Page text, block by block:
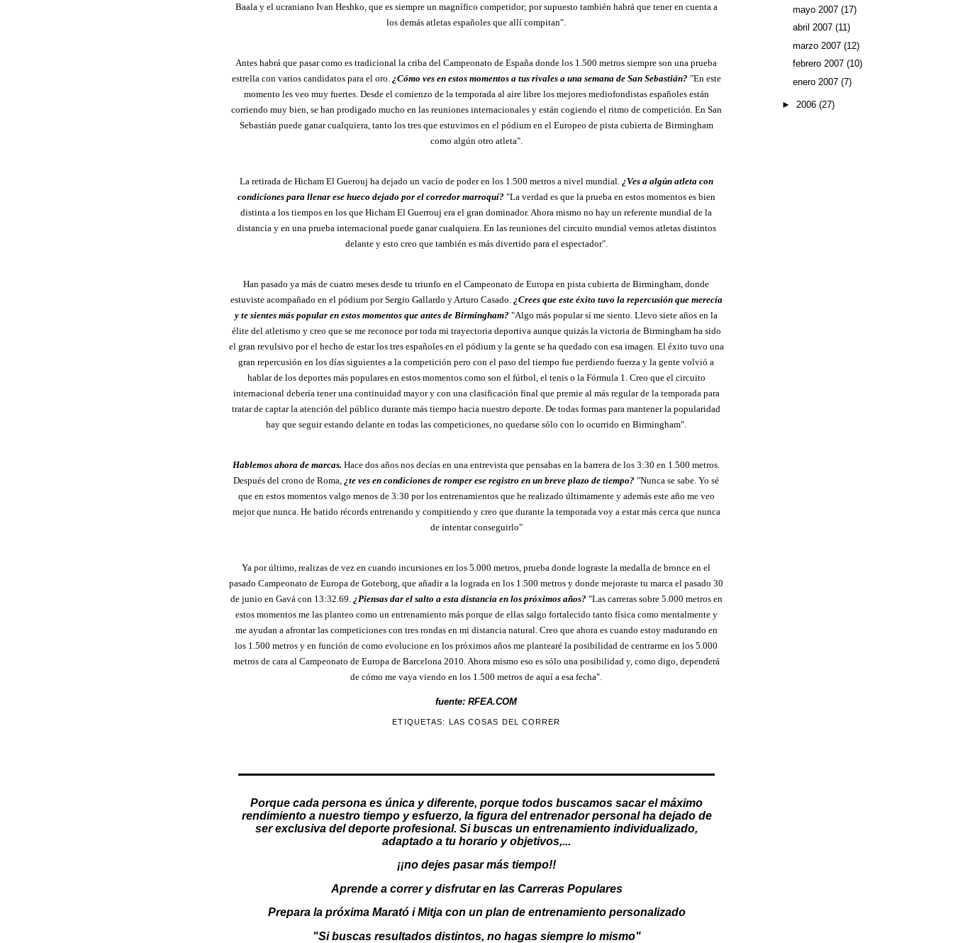
Baala y el ucraniano Ivan Heshko, que es siempre un magnífico competidor; por supuesto también habrá que tener en cuenta a
los demás atletas españoles que allí compitan".
Antes habrá que pasar como es tradicional la criba del Campeonato de España donde los 1.500 metros siempre son una prueba
estrella con varios candidatos para el oro. ¿Cómo ves en estos momentos a tus rivales a una semana de San Sebastián? "En este
momento les veo muy fuertes. Desde el comienzo de la temporada al aire libre los mejores mediofondistas españoles están
corriendo muy bien, se han prodigado mucho en las reuniones internacionales y están cogiendo el ritmo de competición. En San
Sebastián puede ganar cualquiera, tanto los tres que estuvimos en el pódium en el Europeo de pista cubierta de Birmingham
como algún otro atleta".
La retirada de Hicham El Guerouj ha dejado un vacío de poder en los 1.500 metros a nivel mundial. ¿Ves a algún atleta con
condiciones para llenar ese hueco dejado por el corredor marroquí? "La verdad es que la prueba en estos momentos es bien
distinta a los tiempos en los que Hicham El Guerrouj era el gran dominador. Ahora mismo no hay un referente mundial de la
distancia y en una prueba internacional puede ganar cualquiera. En las reuniones del circuito mundial vemos atletas distintos
delante y esto creo que también es más divertido para el espectador".
Han pasado ya más de cuatro meses desde tu triunfo en el Campeonato de Europa en pista cubierta de Birmingham, donde
estuviste acompañado en el pódium por Sergio Gallardo y Arturo Casado. ¿Crees que este éxito tuvo la repercusión que merecía
y te sientes más popular en estos momentos que antes de Birmingham?"Algo más popular sí me siento. Llevo siete años en la
élite del atletismo y creo que se me reconoce por toda mi trayectoria deportiva aunque quizás la victoria de Birmingham ha sido
el gran revulsivo por el hecho de estar los tres españoles en el pódium y la gente se ha quedado con esa imagen. El éxito tuvo una
gran repercusión en los días siguientes a la competición pero con el paso del tiempo fue perdiendo fuerza y la gente volvió a
hablar de los deportes más populares en estos momentos como son el fútbol, el tenis o la Fórmula 1. Creo que el circuito
internacional debería tener una continuidad mayor y con una clasificación final que premie al más regular de la temporada para
tratar de captar la atención del público durante más tiempo hacia nuestro deporte. De todas formas para mantener la popularidad
hay que seguir estando delante en todas las competiciones, no quedarse sólo con lo ocurrido en Birmingham".
Hablemos ahora de marcas. Hace dos años nos decías en una entrevista que pensabas en la barrera de los 3:30 en 1.500 metros.
Después del crono de Roma, ¿te ves en condiciones de romper ese registro en un breve plazo de tiempo? "Nunca se sabe. Yo sé
que en estos momentos valgo menos de 3:30 por los entrenamientos que he realizado últimamente y además este año me veo
mejor que nunca. He batido récords entrenando y compitiendo y creo que durante la temporada voy a estar más cerca que nunca
de intentar conseguirlo"
Ya por último, realizas de vez en cuando incursiones en los 5.000 metros, prueba donde lograste la medalla de bronce en el
pasado Campeonato de Europa de Goteborg, que añadir a la lograda en los 1.500 metros y donde mejoraste tu marca el pasado 30
de junio en Gavá con 13:32.69. ¿Piensas dar el salto a esta distancia en los próximos años? "Las carreras sobre 5.000 metros en
estos momentos me las planteo como un entrenamiento más porque de ellas salgo fortalecido tanto física como mentalmente y
me ayudan a afrontar las competiciones con tres rondas en mi distancia natural. Creo que ahora es cuando estoy madurando en
los 1.500 metros y en función de como evolucione en los próximos años me plantearé la posibilidad de centrarme en los 5.000
metros de cara al Campeonato de Europa de Barcelona 2010. Ahora mismo eso es sólo una posibilidad y, como digo, dependerá
de cómo me vaya viendo en los 1.500 metros de aquí a esa fecha".
fuente: RFEA.COM
ETIQUETAS: LAS COSAS DEL CORRER
mayo 2007 (17)
abril 2007 (11)
marzo 2007 (12)
febrero 2007 (10)
enero 2007 (7)
► 2006(27)
Porque cada persona es única y diferente, porque todos buscamos sacar el máximo
rendimiento a nuestro tiempo y esfuerzo, la figura delentrenador personalha dejado de
ser exclusiva del deporte profesional. Si buscas un entrenamiento individualizado,
adaptado a tu horario y objetivos,...
¡¡no dejes pasar más tiempo!!
Aprende a correr y disfrutar en las Carreras Populares
Prepara la próxima Marató i Mitja con un plan de entrenamiento personalizado
"Si buscas resultados distintos, no hagas siempre lo mismo"